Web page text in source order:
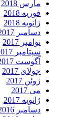
مارس 2018
فوریه 2018
ژانویه 2018
دسامبر 2017
نوامبر 2017
سپتامبر 2017
آگوست 2017
جولای 2017
ژوئن 2017
می 2017
ژانویه 2017
دسامبر 2016